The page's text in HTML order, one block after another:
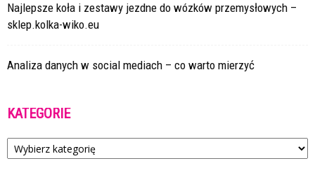
Najlepsze koła i zestawy jezdne do wózków przemysłowych –
sklep.kolka-wiko.eu
Analiza danych w social mediach – co warto mierzyć
KATEGORIE
Kategorie